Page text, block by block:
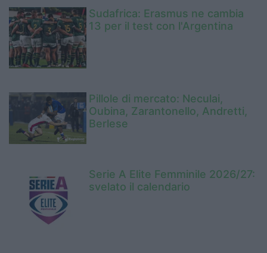
Sudafrica: Erasmus ne cambia
13 per il test con l'Argentina
Pillole di mercato: Neculai,
Oubina, Zarantonello, Andretti,
Berlese
Serie A Elite Femminile 2026/27:
svelato il calendario